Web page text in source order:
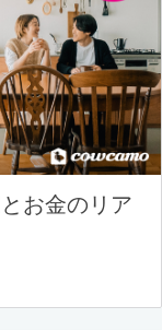
お金のリア